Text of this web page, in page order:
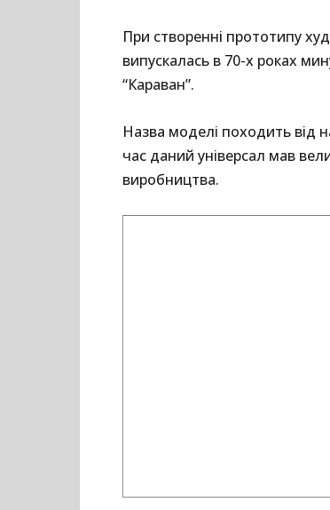
При створенні прототипу
випускалась в 70-х роках
“Караван”.
Назва моделі походить від
час даний універсал мав
виробництва.